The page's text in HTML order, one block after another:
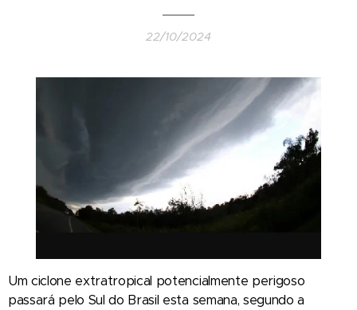
22/10/2024
Um ciclone extratropical potencialmente perigoso
passará pelo Sul do Brasil esta semana, segundo a